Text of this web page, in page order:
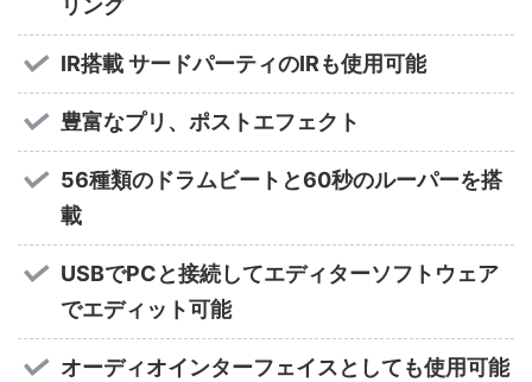
リング
IR搭載 サードパーティのIRも使用可能
豊富なプリ、ポストエフェクト
56種類のドラムビートと60秒のルーパーを搭
載
USBでPCと接続してエディターソフトウェア
でエディット可能
オーディオインターフェイスとしても使用可能